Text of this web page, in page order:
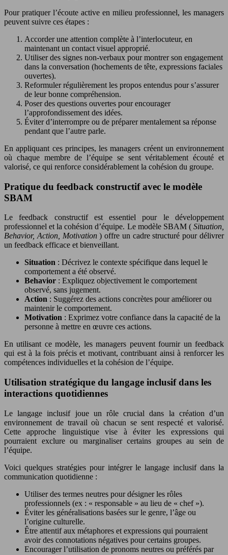
Pour pratiquer l’écoute active en milieu professionnel, les managers
peuvent suivre ces étapes :
Accorder une attention complète à l’interlocuteur, en
maintenant un contact visuel approprié.
Utiliser des signes non-verbaux pour montrer son engagement
dans la conversation (hochements de tête, expressions faciales
ouvertes).
Reformuler régulièrement les propos entendus pour s’assurer
de leur bonne compréhension.
Poser des questions ouvertes pour encourager
l’approfondissement des idées.
Éviter d’interrompre ou de préparer mentalement sa réponse
pendant que l’autre parle.
En appliquant ces principes, les managers créent un environnement
où chaque membre de l’équipe se sent véritablement écouté et
valorisé, ce qui renforce considérablement la cohésion du groupe.
Pratique du feedback constructif avec le modèle
SBAM
Le feedback constructif est essentiel pour le développement
professionnel et la cohésion d’équipe. Le modèle SBAM ( Situation,
Behavior, Action, Motivation) offre un cadre structuré pour délivrer
un feedback efficace et bienveillant.
Situation : Décrivez le contexte spécifique dans lequel le
comportement a été observé.
Behavior : Expliquez objectivement le comportement
observé, sans jugement.
Action : Suggérez des actions concrètes pour améliorer ou
maintenir le comportement.
Motivation : Exprimez votre confiance dans la capacité de la
personne à mettre en œuvre ces actions.
En utilisant ce modèle, les managers peuvent fournir un feedback
qui est à la fois précis et motivant, contribuant ainsi à renforcer les
compétences individuelles et la cohésion de l’équipe.
Utilisation stratégique du langage inclusif dans les
interactions quotidiennes
Le langage inclusif joue un rôle crucial dans la création d’un
environnement de travail où chacun se sent respecté et valorisé.
Cette approche linguistique vise à éviter les expressions qui
pourraient exclure ou marginaliser certains groupes au sein de
l’équipe.
Voici quelques stratégies pour intégrer le langage inclusif dans la
communication quotidienne :
Utiliser des termes neutres pour désigner les rôles
professionnels (ex : « responsable » au lieu de « chef »).
Éviter les généralisations basées sur le genre, l’âge ou
l’origine culturelle.
Être attentif aux métaphores et expressions qui pourraient
avoir des connotations négatives pour certains groupes.
Encourager l’utilisation de pronoms neutres ou préférés par